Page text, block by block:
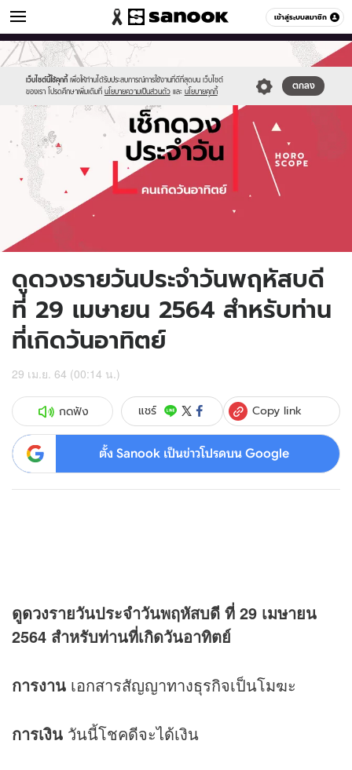
เข้าสู่ระบบสมาชิก
ดูดวง หมวดอื่นๆ
เว็บไซต์นี้ใช้คุกกี้ เพื่อให้ท่านได้รับประสบการณ์การใช้งานที่ดีที่สุดบน เว็บไซต์
ของเรา โปรดศึกษาเพิ่มเติมที่ นโยบายความเป็นส่วนตัว และ นโยบายคุกกี้
ตกลง
Sanook
//s.isanook.com/sr/0/images/logo-
new-
sanook.png
600
60
//s.isanook.com/ho/0/ud/fxd/day/daily-
horoscope-
sunday.jpg
ดูดวงรายวันประจำวันพฤหัสบดี
ที่ 29 เมษายน 2564 สำหรับท่าน
ที่เกิดวันอาทิตย์
29 เม.ย. 64 (00:14 น.)
กดฟัง แชร์ Copy link
ตั้ง Sanook เป็นข่าวโปรดบน Google
ดูดวงรายวันประจำวันพฤหัสบดี ที่ 29 เมษายน
2564 สำหรับท่านที่เกิดวันอาทิตย์
การงาน เอกสารสัญญาทางธุรกิจเป็นโมฆะ
การเงิน วันนี้โชคดีจะได้เงิน